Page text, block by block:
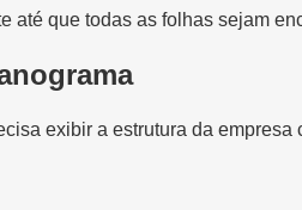
até que todas as folhas sejam
exibir a estrutura da